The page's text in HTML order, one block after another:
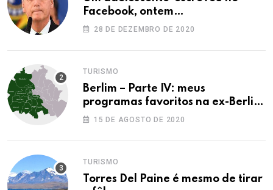
Facebook, ontem…
28 DE DEZEMBRO DE 2020
TURISMO
Berlim – Parte IV: meus
programas favoritos na ex-Berlim
Ocidental
15 DE AGOSTO DE 2020
TURISMO
Torres Del Paine é mesmo de tirar